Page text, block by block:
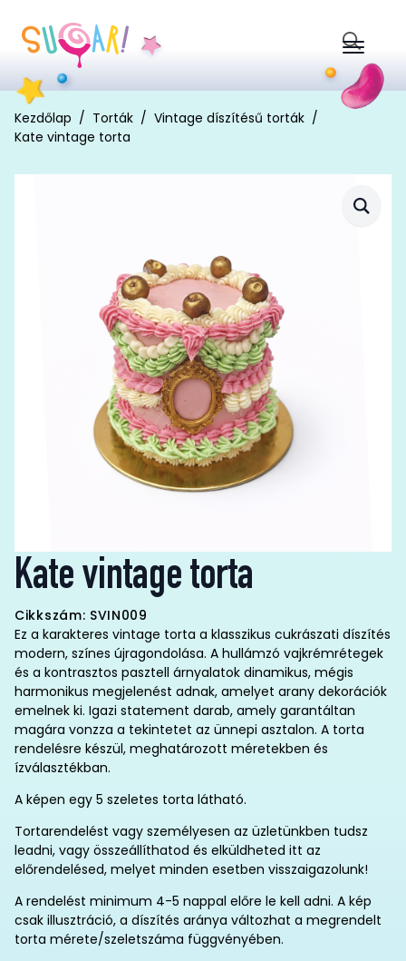
Search
for:
Kezdőlap Torták
Vintage díszítésű torták
Kate vintage torta
Kate vintage torta
Cikkszám: SVIN009
Ez a karakteres vintage torta a klasszikus cukrászati díszítés
modern, színes újragondolása. A hullámzó vajkrémrétegek
és a kontrasztos pasztell árnyalatok dinamikus, mégis
harmonikus megjelenést adnak, amelyet arany dekorációk
emelnek ki. Igazi statement darab, amely garantáltan
magára vonzza a tekintetet az ünnepi asztalon. A torta
rendelésre készül, meghatározott méretekben és
ízválasztékban.
A képen egy 5 szeletes torta látható.
Tortarendelést vagy személyesen az üzletünkben tudsz
leadni, vagy összeállíthatod és elküldheted itt az
előrendelésed, melyet minden esetben visszaigazolunk!
A rendelést minimum 4-5 nappal előre le kell adni. A kép
csak illusztráció, a díszítés aránya változhat a megrendelt
torta mérete/szeletszáma függvényében.